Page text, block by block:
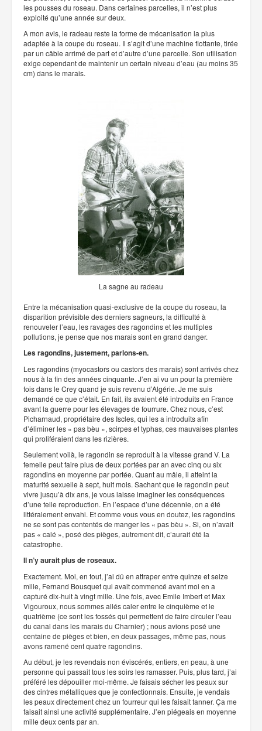
les pousses du roseau. Dans certaines parcelles, il n’est plus
exploité qu’une année sur deux.
A mon avis, le radeau reste la forme de mécanisation la plus
adaptée à la coupe du roseau. Il s’agit d’une machine flottante, tirée
par un câble arrimé de part et d’autre d’une parcelle. Son utilisation
exige cependant de maintenir un certain niveau d’eau (au moins 35
cm) dans le marais.
La sagne au radeau
Entre la mécanisation quasi-exclusive de la coupe du roseau, la
disparition prévisible des derniers sagneurs, la difficulté à
renouveler l’eau, les ravages des ragondins et les multiples
pollutions, je pense que nos marais sont en grand danger.
Les ragondins, justement, parlons-en.
Les ragondins (myocastors ou castors des marais) sont arrivés chez
nous à la fin des années cinquante. J’en ai vu un pour la première
fois dans le Crey quand je suis revenu d’Algérie. Je me suis
demandé ce que c’était. En fait, ils avaient été introduits en France
avant la guerre pour les élevages de fourrure. Chez nous, c’est
Picharnaud, propriétaire des Iscles, qui les a introduits afin
d’éliminer les « pas bèu », scirpes et typhas, ces mauvaises plantes
qui proliféraient dans les rizières.
Seulement voilà, le ragondin se reproduit à la vitesse grand V. La
femelle peut faire plus de deux portées par an avec cinq ou six
ragondins en moyenne par portée. Quant au mâle, il atteint la
maturité sexuelle à sept, huit mois. Sachant que le ragondin peut
vivre jusqu’à dix ans, je vous laisse imaginer les conséquences
d’une telle reproduction. En l’espace d’une décennie, on a été
littéralement envahi. Et comme vous vous en doutez, les ragondins
ne se sont pas contentés de manger les « pas bèu ». Si, on n’avait
pas « calé », posé des pièges, autrement dit, c’aurait été la
catastrophe.
Il n’y aurait plus de roseaux.
Exactement. Moi, en tout, j’ai dû en attraper entre quinze et seize
mille, Fernand Bousquet qui avait commencé avant moi en a
capturé dix-huit à vingt mille. Une fois, avec Emile Imbert et Max
Vigouroux, nous sommes allés caler entre le cinquième et le
quatrième (ce sont les fossés qui permettent de faire circuler l’eau
du canal dans les marais du Charnier) ; nous avions posé une
centaine de pièges et bien, en deux passages, même pas, nous
avons ramené cent quatre ragondins.
Au début, je les revendais non éviscérés, entiers, en peau, à une
personne qui passait tous les soirs les ramasser. Puis, plus tard, j’ai
préféré les dépouiller moi-même. Je faisais sécher les peaux sur
des cintres métalliques que je confectionnais. Ensuite, je vendais
les peaux directement chez un fourreur qui les faisait tanner. Ça me
faisait ainsi une activité supplémentaire. J’en piégeais en moyenne
mille deux cents par an.